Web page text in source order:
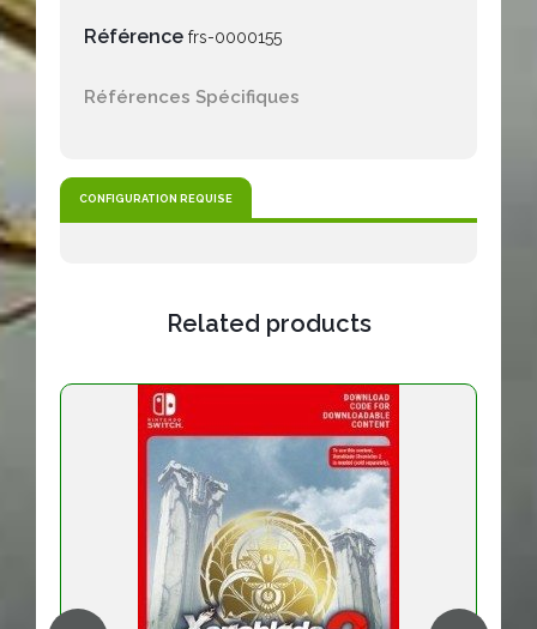
Référence frs-0000155
Références Spécifiques
CONFIGURATION REQUISE
Related products